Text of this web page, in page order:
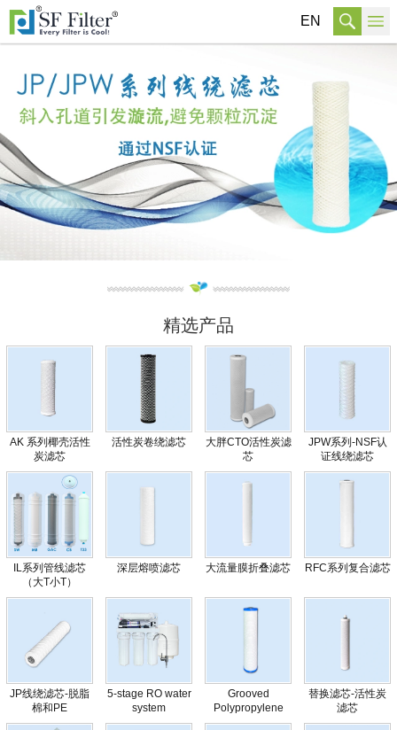
EN
精选产品
AK 系列椰壳活性
炭滤芯
活性炭卷绕滤芯
大胖CTO活性炭滤
芯
JPW系列-NSF认
证线绕滤芯
IL系列管线滤芯
（大T小T）
深层熔喷滤芯 大流量膜折叠滤芯 RFC系列复合滤芯
JP线绕滤芯-脱脂
棉和PE
5-stage RO water
system
Grooved
Polypropylene
Sediment Filter
替换滤芯-活性炭
滤芯